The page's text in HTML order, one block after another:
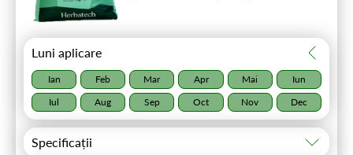
Luni aplicare
Ian Feb Mar Apr Mai
Iun
Iul
Aug Sep Oct Nov Dec
Specificații